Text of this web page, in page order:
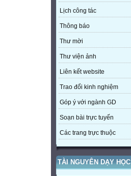
Lịch công tác
Thông báo
Thư mời
Thư viện ảnh
Liên kết website
Trao đổi kinh nghiệm
Góp ý với ngành GD
Soạn bài trực tuyến
Các trang trực thuộc
TÀI NGUYÊN DẠY HỌC